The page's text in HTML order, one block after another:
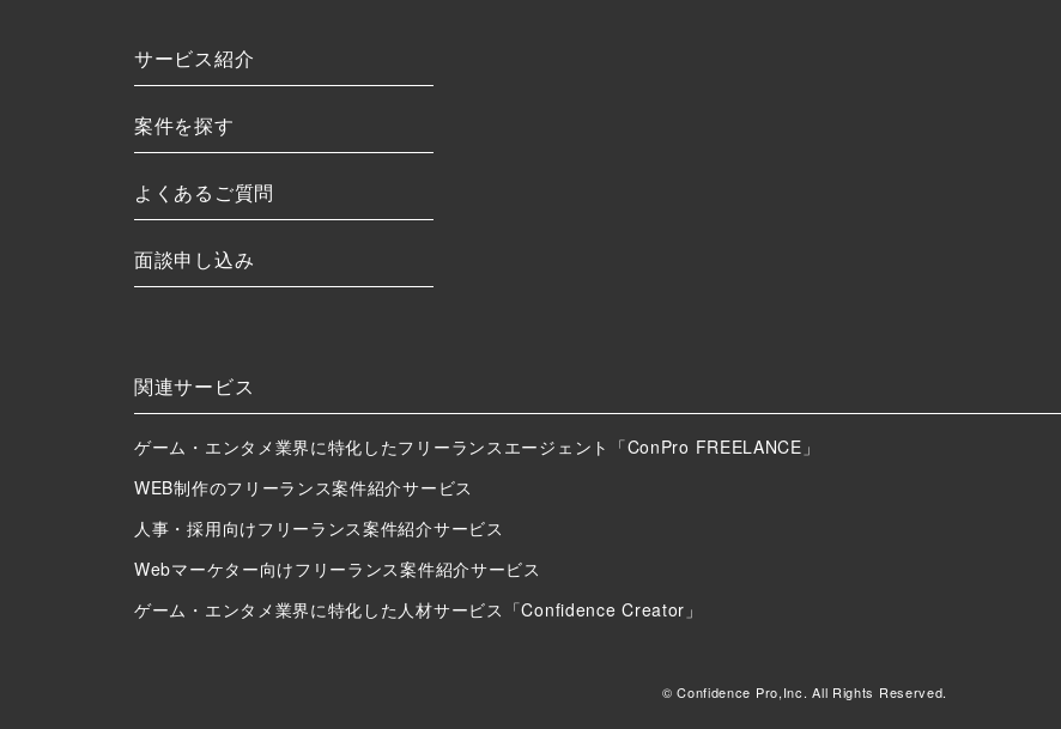
サービス紹介
案件を探す
よくあるご質問
面談申し込み
関連サービス
ゲーム・エンタメ業界に特化したフリーランスエージェント「ConPro FREELANCE」
WEB制作のフリーランス案件紹介サービス
人事・採用向けフリーランス案件紹介サービス
Webマーケター向けフリーランス案件紹介サービス
ゲーム・エンタメ業界に特化した人材サービス「Confidence Creator」
© Confidence Pro,Inc. All Rights Reserved.